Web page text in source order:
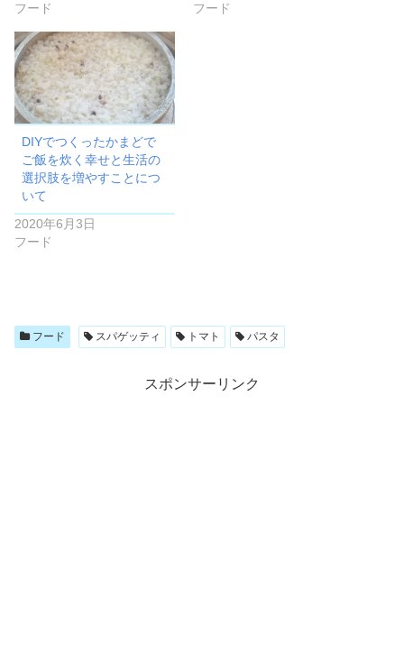
フード
フード
DIYでつくったかまどで
ご飯を炊く幸せと生活の
選択肢を増やすことにつ
いて
2020年6月3日
フード
フード スパゲッティ トマト パスタ
スポンサーリンク